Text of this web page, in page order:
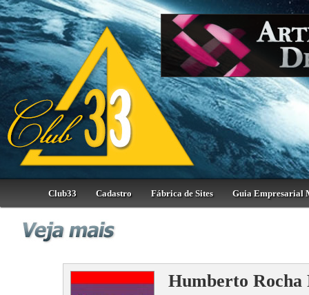
Club33 Cadastro Fábrica de Sites Guia Empresarial
Humberto Rocha